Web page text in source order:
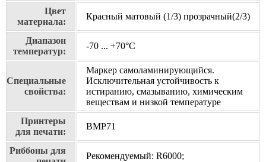
Цвет
материала:
Красный матовый (1/3) прозрачный(2/3)
Диапазон
температур:
-70 ... +70°С
Специальные
свойства:
Маркер самоламинирующийся.
Исключительная устойчивость к
истиранию, смазыванию, химическим
веществам и низкой температуре
Принтеры
для печати:
BMP71
Риббоны для
Рекомендуемый: R6000;